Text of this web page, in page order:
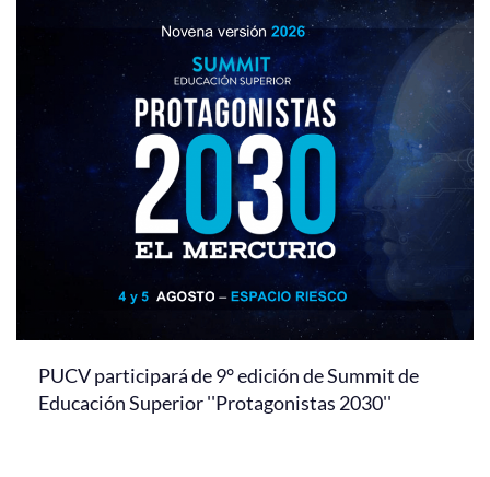
PUCV participará de 9° edición de Summit de
Educación Superior ''Protagonistas 2030''